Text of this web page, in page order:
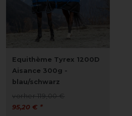
Equithème Tyrex 1200D
Aisance 300g -
blau/schwarz
vorher 119,00 €
95,20 € *